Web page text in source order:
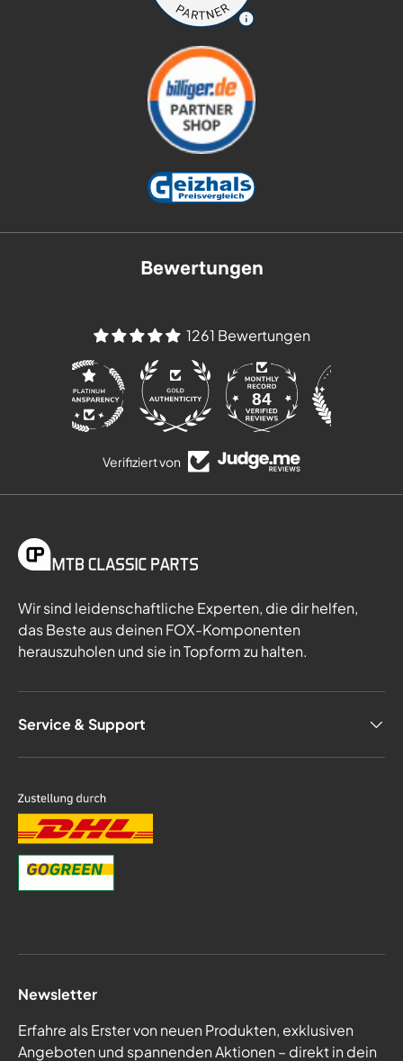
Bewertungen
1261 Bewertungen
84
Verifiziert von
Wir sind leidenschaftliche Experten, die dir helfen,
das Beste aus deinen FOX-Komponenten
herauszuholen und sie in Topform zu halten.
Service & Support
Newsletter
Erfahre als Erster von neuen Produkten, exklusiven
Angeboten und spannenden Aktionen – direkt in dein